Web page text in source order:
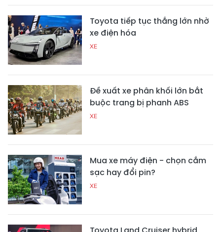
Toyota tiếp tục thắng lớn nhờ
xe điện hóa
XE
Đề xuất xe phân khối lớn bắt
buộc trang bị phanh ABS
XE
Mua xe máy điện - chọn cắm
sạc hay đổi pin?
XE